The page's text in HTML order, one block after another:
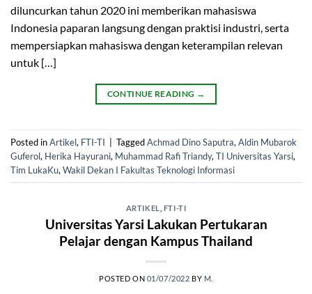
diluncurkan tahun 2020 ini memberikan mahasiswa
Indonesia paparan langsung dengan praktisi industri, serta
mempersiapkan mahasiswa dengan keterampilan relevan
untuk […]
CONTINUE READING →
Posted inArtikel, FTI-TI | TaggedAchmad Dino Saputra, Aldin Mubarok
Guferol, Herika Hayurani, Muhammad Rafi Triandy, TI Universitas Yarsi,
Tim LukaKu, Wakil Dekan I Fakultas Teknologi Informasi
ARTIKEL FTI-TI
Universitas Yarsi Lakukan Pertukaran
Pelajar dengan Kampus Thailand
POSTED ON 01/07/2022 BY M.